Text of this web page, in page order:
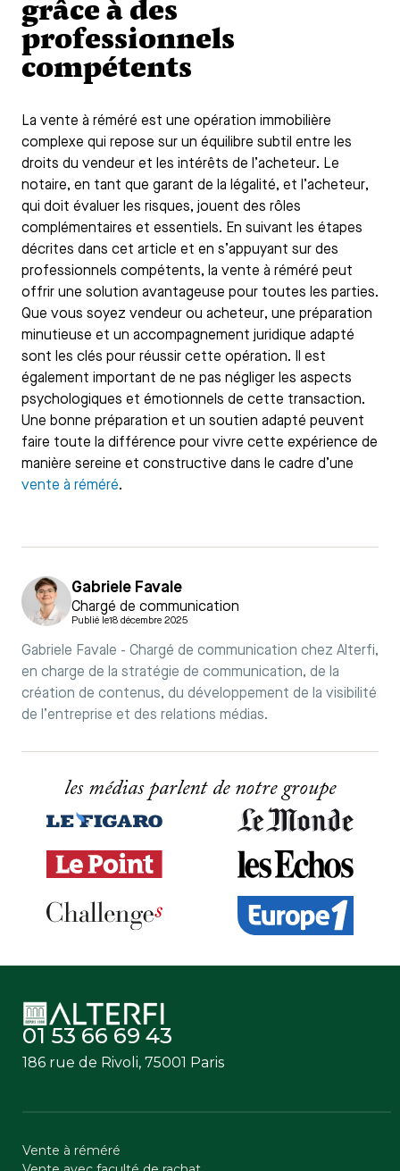
grâce à des
professionnels
compétents
La vente à réméré est une opération immobilière
complexe qui repose sur un équilibre subtil entre les
droits du vendeur et les intérêts de l’acheteur. Le
notaire, en tant que garant de la légalité, et l’acheteur,
qui doit évaluer les risques, jouent des rôles
complémentaires et essentiels. En suivant les étapes
décrites dans cet article et en s’appuyant sur des
professionnels compétents, la vente à réméré peut
offrir une solution avantageuse pour toutes les parties.
Que vous soyez vendeur ou acheteur, une préparation
minutieuse et un accompagnement juridique adapté
sont les clés pour réussir cette opération. Il est
également important de ne pas négliger les aspects
psychologiques et émotionnels de cette transaction.
Une bonne préparation et un soutien adapté peuvent
faire toute la différence pour vivre cette expérience de
manière sereine et constructive dans le cadre d’une
vente à réméré.
Gabriele Favale
Chargé de communication
Publié le18 décembre 2025
Gabriele Favale - Chargé de communication chez Alterfi,
en charge de la stratégie de communication, de la
création de contenus, du développement de la visibilité
de l’entreprise et des relations médias.
les médias parlent de notre groupe
01 53 66 69 43
186 rue de Rivoli, 75001 Paris
Vente à réméré